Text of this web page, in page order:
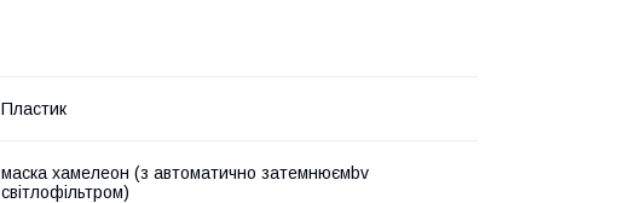
Пластик
маска хамелеон (з автоматично затемнюємbv
світлофільтром)